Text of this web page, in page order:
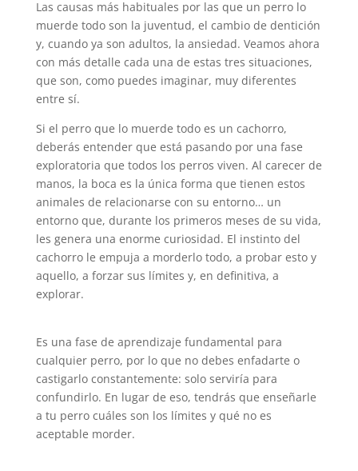
Las causas más habituales por las que un perro lo
muerde todo son la juventud, el cambio de dentición
y, cuando ya son adultos, la ansiedad. Veamos ahora
con más detalle cada una de estas tres situaciones,
que son, como puedes imaginar, muy diferentes
entre sí.
Si el perro que lo muerde todo es un cachorro,
deberás entender que está pasando por una fase
exploratoria que todos los perros viven. Al carecer de
manos, la boca es la única forma que tienen estos
animales de relacionarse con su entorno… un
entorno que, durante los primeros meses de su vida,
les genera una enorme curiosidad. El instinto del
cachorro le empuja a morderlo todo, a probar esto y
aquello, a forzar sus límites y, en definitiva, a
explorar.
Es una fase de aprendizaje fundamental para
cualquier perro, por lo que no debes enfadarte o
castigarlo constantemente: solo serviría para
confundirlo. En lugar de eso, tendrás que enseñarle
a tu perro cuáles son los límites y qué no es
aceptable morder.